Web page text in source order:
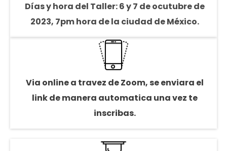
Días y hora del Taller: 6 y 7 de ocutubre de
2023, 7pm hora de la ciudad de México.
Via online a travez de Zoom, se enviara el
link de manera automatica una vez te
inscribas.